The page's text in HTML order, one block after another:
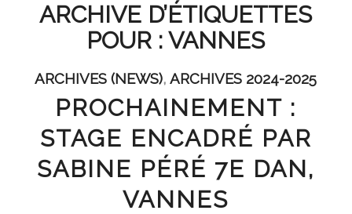
ARCHIVE D’ÉTIQUETTES
POUR :VANNES
ARCHIVES (NEWS),ARCHIVES 2024-2025
PROCHAINEMENT :
STAGE ENCADRÉ PAR
SABINE PÉRÉ 7E DAN,
VANNES